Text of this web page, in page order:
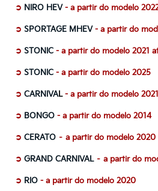
➲ NIRO HEV - a partir do modelo
➲ SPORTAGE MHEV - a partir do
➲ STONIC - a partir do modelo 2021
➲ STONIC - a partir do modelo 2025
➲ CARNIVAL - a partir do modelo 2021
➲ BONGO - a partir do modelo 2014
➲ CERATO – a partir do modelo 2020
➲ GRAND CARNIVAL – a partir do
➲ RIO - a partir do modelo 2020